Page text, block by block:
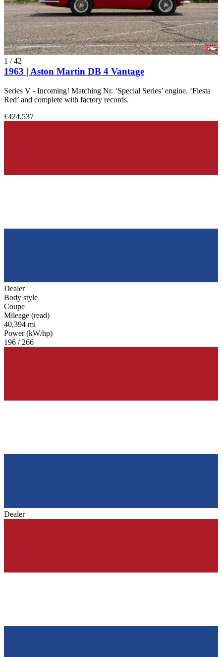
1 /42
1963 | Aston Martin DB 4 Vantage
Series V - Incoming! Matching Nr. ‘Special Series’ engine. ‘Fiesta
Red’ and complete with factory records.
£424,537
Dealer
Body style
Coupe
Mileage (read)
40,394 mi
Power (kW/hp)
196 / 266
Dealer